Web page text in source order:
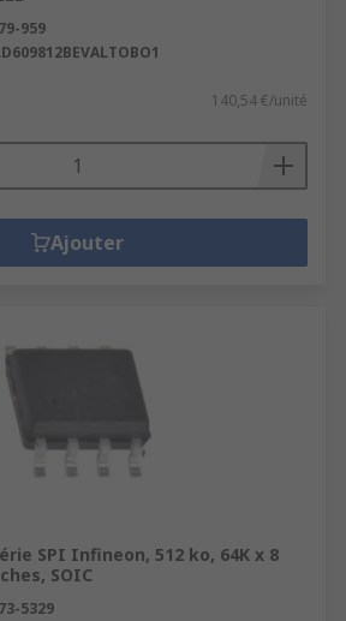
959
140,54 €/unité
Ajouter
SPI Infineon, 512 ko, 64K x 8
SOIC
5329